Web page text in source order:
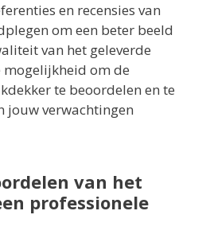
en recensies van
om een beter beeld
van het geleverde
mogelijkheid om de
te beoordelen en te
jouw verwachtingen
van het
professionele